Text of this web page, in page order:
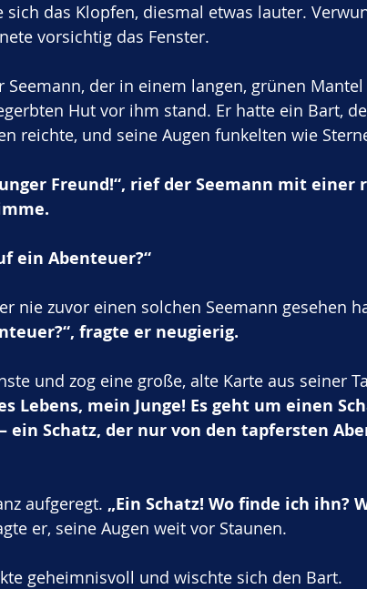
das Klopfen, diesmal etwas lauter.
vorsichtig das Fenster.
Seemann, der in einem langen, grünen
Hut vor ihm stand. Er hatte ein Bart,
reichte, und seine Augen funkelten wie
Freund!“, rief der Seemann mit einer
ein Abenteuer?“
nie zuvor einen solchen Seemann gesehen
fragte er neugierig.
und zog eine große, alte Karte aus seiner
Lebens, mein Junge! Es geht um einen
ein Schatz, der nur von den tapfersten
aufgeregt. „Ein Schatz! Wo finde ich ihn?
er, seine Augen weit vor Staunen.
geheimnisvoll und wischte sich den Bart.